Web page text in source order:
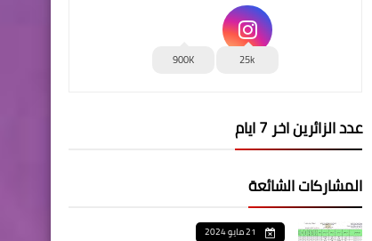
25k
900K
عدد الزائرين اخر 7 ايام
المشاركات الشائعة
21 مايو 2024